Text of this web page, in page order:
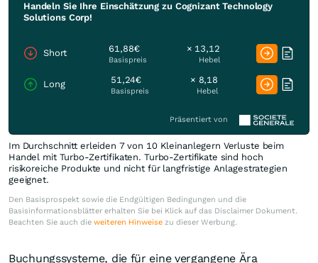
Handeln Sie Ihre Einschätzung zu Cognizant Technology
Solutions Corp!
Short 61,88€
Basispreis
× 13,12
Hebel
Long 51,24€
Basispreis
× 8,18
Hebel
Präsentiert von
Im Durchschnitt erleiden 7 von 10 Kleinanlegern Verluste beim
Handel mit Turbo-Zertifikaten. Turbo-Zertifikate sind hoch
risikoreiche Produkte und nicht für langfristige Anlagestrategien
geeignet.
Den Basisprospekt sowie die Endgültigen Bedingungen und die
Basisinformationsblätter erhalten Sie bei Klick auf das Disclaimer Dokument.
Beachten Sie auch die weiteren Hinweise zu dieser Werbung.
Buchungssysteme, die für eine vergangene Ära